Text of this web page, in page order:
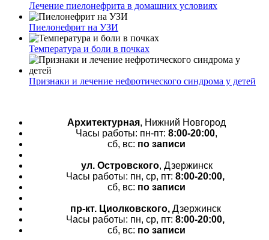
Лечение пиелонефрита в домашних условиях
Пиелонефрит на УЗИ
Температура и боли в почках
Признаки и лечение нефротического синдрома у детей
Архитектурная, Нижний Новгород
Часы работы: пн-пт: 8:00-20:00,
сб, вс: по записи
ул. Островского, Дзержинск
Часы работы: пн, ср, пт: 8:00-20:00,
сб, вс: по записи
пр-кт. Циолковского, Дзержинск
Часы работы: пн, ср, пт: 8:00-20:00,
сб, вс: по записи